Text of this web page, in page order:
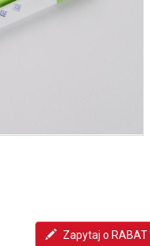
Zapytaj o RABAT